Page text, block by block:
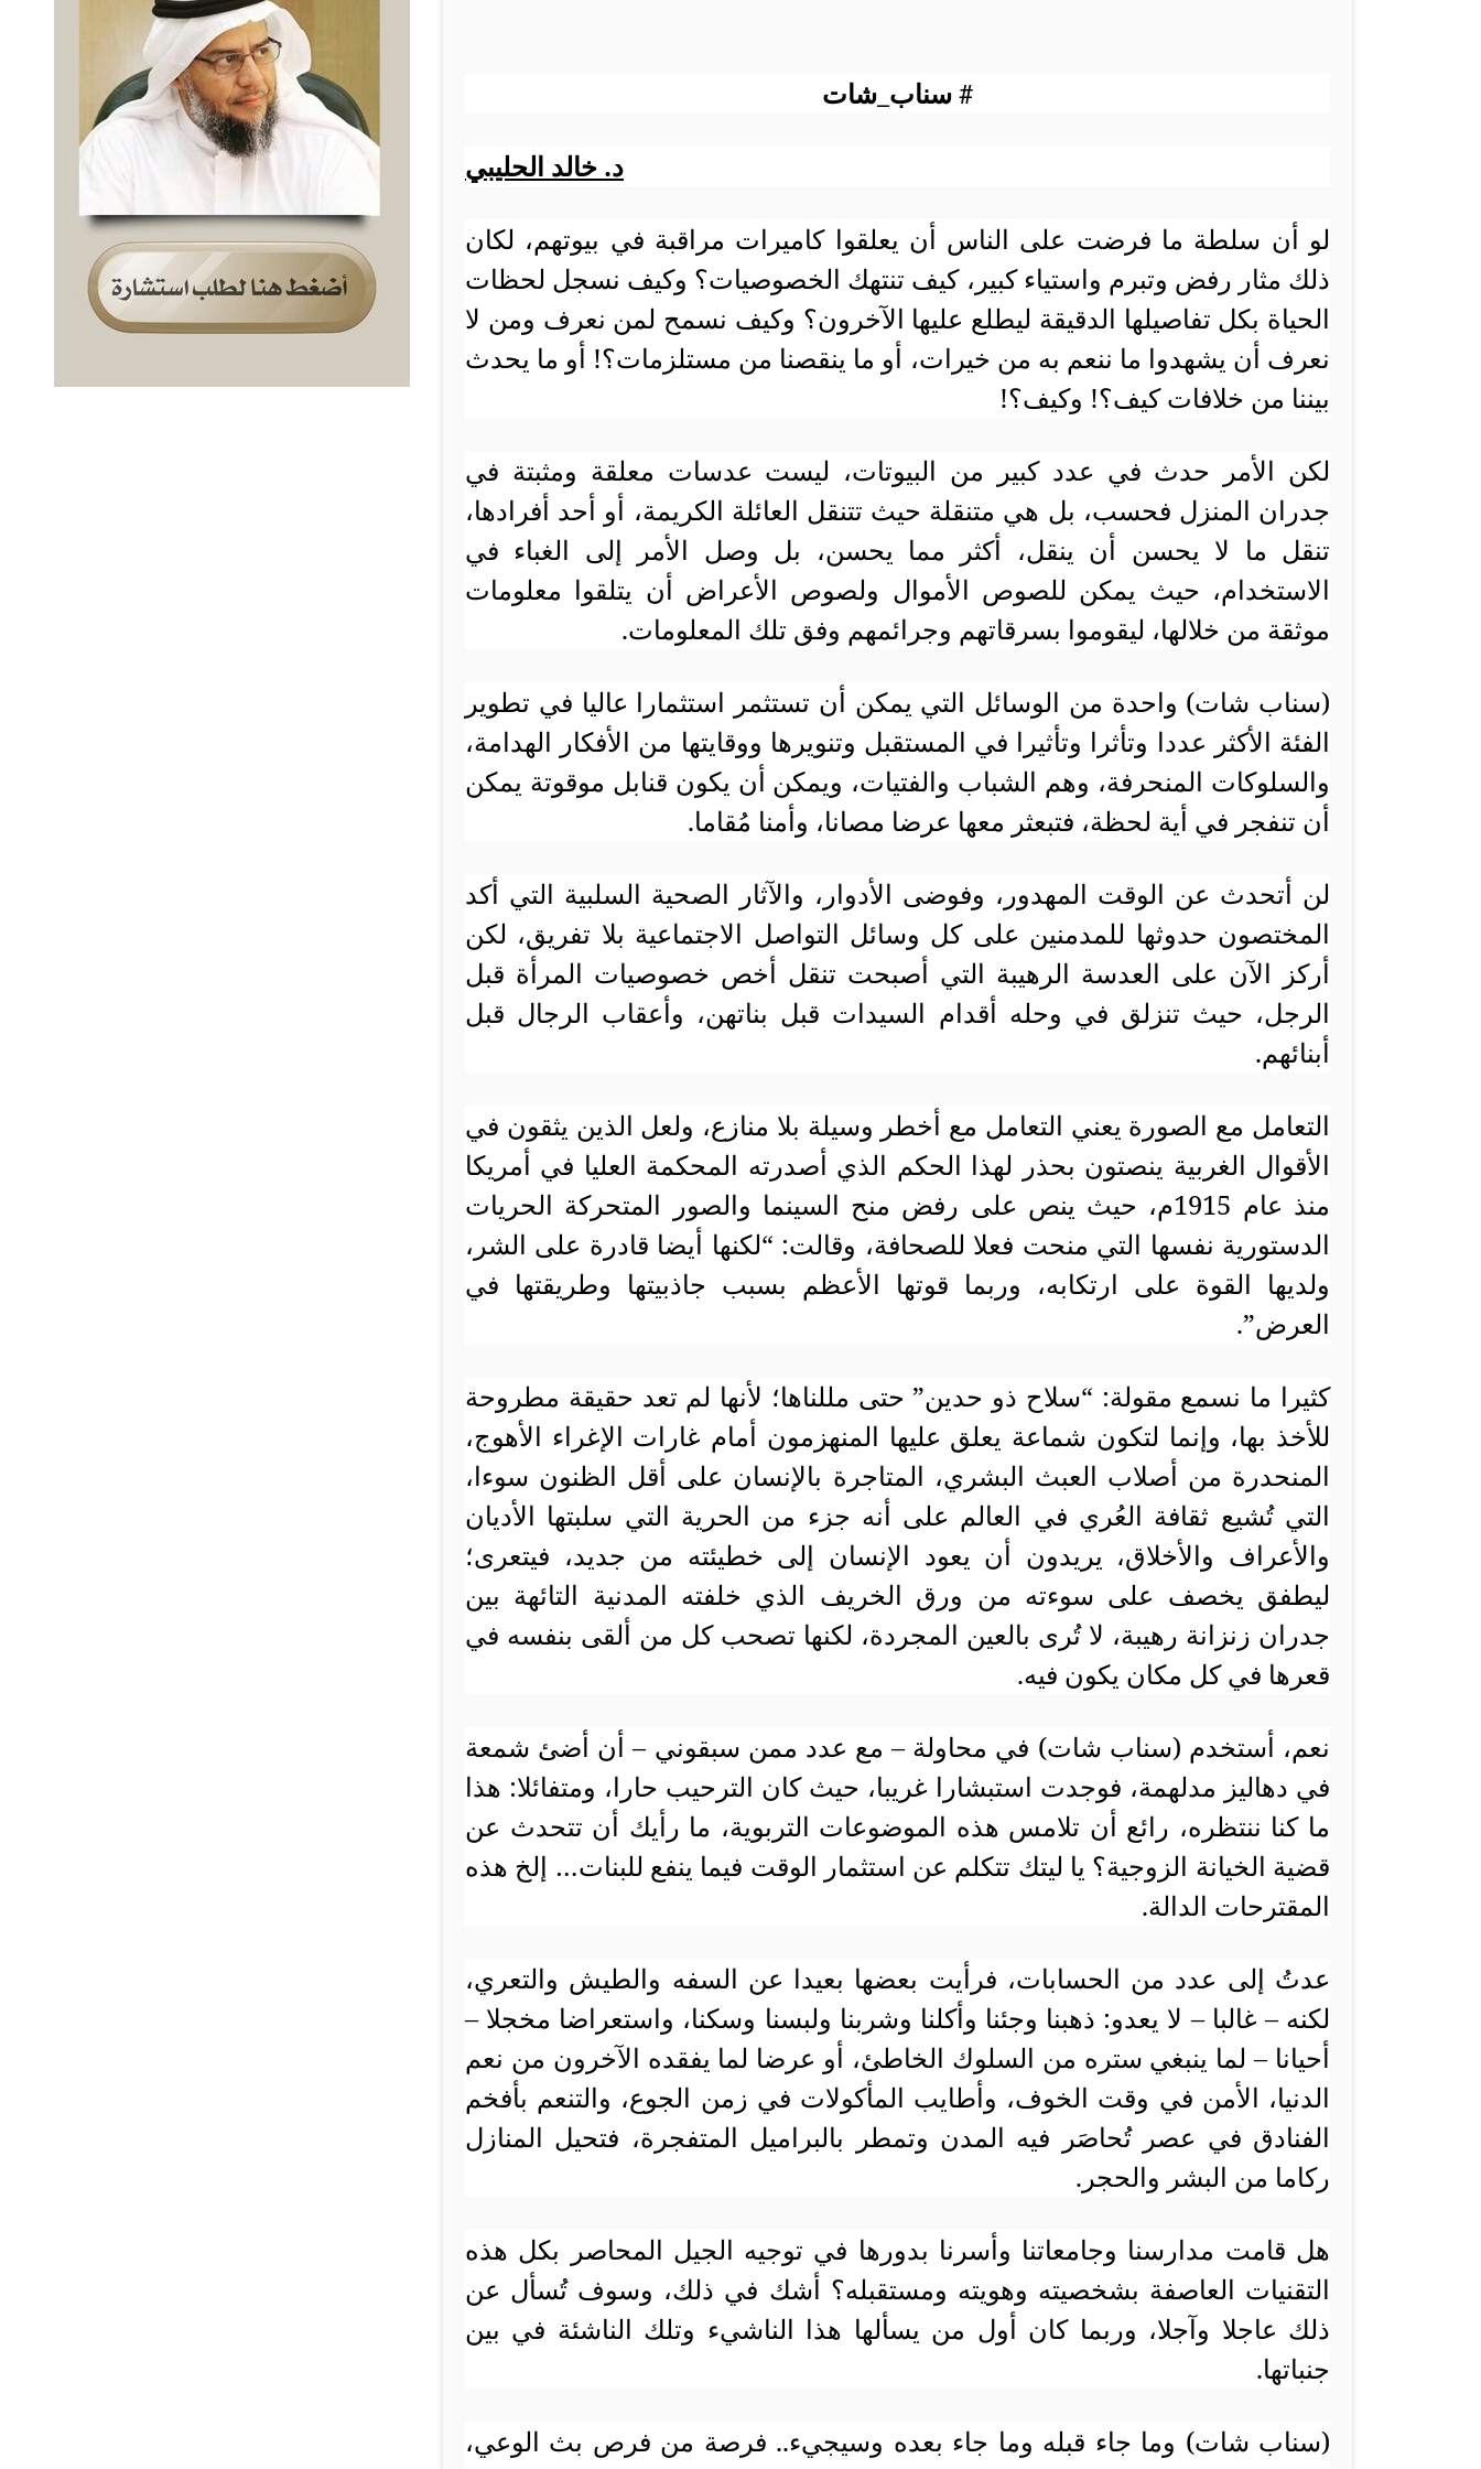
# سناب_شات
د. خالد الحليبي
لو أن سلطة ما فرضت على الناس أن يعلقوا كاميرات مراقبة في بيوتهم، لكان
ذلك مثار رفض وتبرم واستياء كبير، كيف تنتهك الخصوصيات؟ وكيف نسجل لحظات
الحياة بكل تفاصيلها الدقيقة ليطلع عليها الآخرون؟ وكيف نسمح لمن نعرف ومن لا
نعرف أن يشهدوا ما ننعم به من خيرات، أو ما ينقصنا من مستلزمات؟! أو ما يحدث
بيننا من خلافات كيف؟! وكيف؟!
لكن الأمر حدث في عدد كبير من البيوتات، ليست عدسات معلقة ومثبتة في
جدران المنزل فحسب، بل هي متنقلة حيث تتنقل العائلة الكريمة، أو أحد أفرادها،
تنقل ما لا يحسن أن ينقل، أكثر مما يحسن، بل وصل الأمر إلى الغباء في
الاستخدام، حيث يمكن للصوص الأموال ولصوص الأعراض أن يتلقوا معلومات
موثقة من خلالها، ليقوموا بسرقاتهم وجرائمهم وفق تلك المعلومات.
(سناب شات) واحدة من الوسائل التي يمكن أن تستثمر استثمارا عاليا في تطوير
الفئة الأكثر عددا وتأثرا وتأثيرا في المستقبل وتنويرها ووقايتها من الأفكار الهدامة،
والسلوكات المنحرفة، وهم الشباب والفتيات، ويمكن أن يكون قنابل موقوتة يمكن
أن تنفجر في أية لحظة، فتبعثر معها عرضا مصانا، وأمنا مُقاما.
لن أتحدث عن الوقت المهدور، وفوضى الأدوار، والآثار الصحية السلبية التي أكد
المختصون حدوثها للمدمنين على كل وسائل التواصل الاجتماعية بلا تفريق، لكن
أركز الآن على العدسة الرهيبة التي أصبحت تنقل أخص خصوصيات المرأة قبل
الرجل، حيث تنزلق في وحله أقدام السيدات قبل بناتهن، وأعقاب الرجال قبل
أبنائهم.
التعامل مع الصورة يعني التعامل مع أخطر وسيلة بلا منازع، ولعل الذين يثقون في
الأقوال الغربية ينصتون بحذر لهذا الحكم الذي أصدرته المحكمة العليا في أمريكا
منذ عام 1915م، حيث ينص على رفض منح السينما والصور المتحركة الحريات
الدستورية نفسها التي منحت فعلا للصحافة، وقالت: “لكنها أيضا قادرة على الشر،
ولديها القوة على ارتكابه، وربما قوتها الأعظم بسبب جاذبيتها وطريقتها في
العرض”.
كثيرا ما نسمع مقولة: “سلاح ذو حدين” حتى مللناها؛ لأنها لم تعد حقيقة مطروحة
للأخذ بها، وإنما لتكون شماعة يعلق عليها المنهزمون أمام غارات الإغراء الأهوج،
المنحدرة من أصلاب العبث البشري، المتاجرة بالإنسان على أقل الظنون سوءا،
التي تُشيع ثقافة العُري في العالم على أنه جزء من الحرية التي سلبتها الأديان
والأعراف والأخلاق، يريدون أن يعود الإنسان إلى خطيئته من جديد، فيتعرى؛
ليطفق يخصف على سوءته من ورق الخريف الذي خلفته المدنية التائهة بين
جدران زنزانة رهيبة، لا تُرى بالعين المجردة، لكنها تصحب كل من ألقى بنفسه في
قعرها في كل مكان يكون فيه.
نعم، أستخدم (سناب شات) في محاولة – مع عدد ممن سبقوني – أن أضئ شمعة
في دهاليز مدلهمة، فوجدت استبشارا غريبا، حيث كان الترحيب حارا، ومتفائلا: هذا
ما كنا ننتظره، رائع أن تلامس هذه الموضوعات التربوية، ما رأيك أن تتحدث عن
قضية الخيانة الزوجية؟ يا ليتك تتكلم عن استثمار الوقت فيما ينفع للبنات… إلخ هذه
المقترحات الدالة.
عدتُ إلى عدد من الحسابات، فرأيت بعضها بعيدا عن السفه والطيش والتعري،
لكنه – غالبا – لا يعدو: ذهبنا وجئنا وأكلنا وشربنا ولبسنا وسكنا، واستعراضا مخجلا –
أحيانا – لما ينبغي ستره من السلوك الخاطئ، أو عرضا لما يفقده الآخرون من نعم
الدنيا، الأمن في وقت الخوف، وأطايب المأكولات في زمن الجوع، والتنعم بأفخم
الفنادق في عصر تُحاصَر فيه المدن وتمطر بالبراميل المتفجرة، فتحيل المنازل
ركاما من البشر والحجر.
هل قامت مدارسنا وجامعاتنا وأسرنا بدورها في توجيه الجيل المحاصر بكل هذه
التقنيات العاصفة بشخصيته وهويته ومستقبله؟ أشك في ذلك، وسوف تُسأل عن
ذلك عاجلا وآجلا، وربما كان أول من يسألها هذا الناشيء وتلك الناشئة في بين
جنباتها.
(سناب شات) وما جاء قبله وما جاء بعده وسيجيء.. فرصة من فرص بث الوعي،